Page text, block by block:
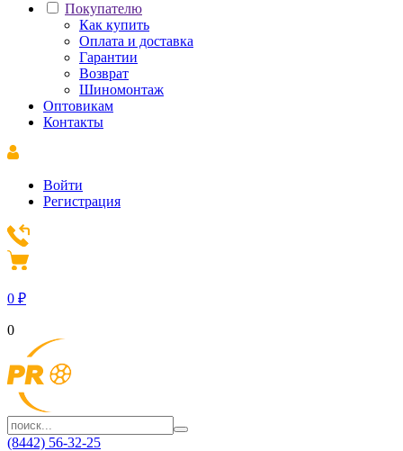
Покупателю
Как купить
Оплата и доставка
Гарантии
Возврат
Шиномонтаж
Оптовикам
Контакты
Войти
Регистрация
0 ₽
0
(8442) 56-32-25